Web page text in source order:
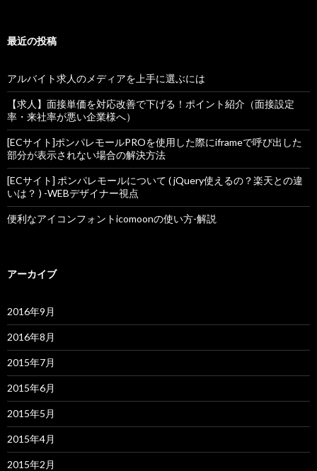
最近の投稿
アルバイト求人のメディアを上手に選ぶには
【求人】面接単価を対応改善で下げる！ポイント紹介（面接設定
率・来社率が悪い企業様へ）
[ECサイト]ポンパレモールPROを使用した際にiframeで呼び出した
部分が表示されない場合の解決方法
[ECサイト] ポンパレモールについて ( jQuery使えるの？楽天との違
いは？ ) -WEBデザイナー視点
便利なアイコンフォントicomoonの使い方-解説
アーカイブ
2016年9月
2016年8月
2015年7月
2015年6月
2015年5月
2015年4月
2015年2月